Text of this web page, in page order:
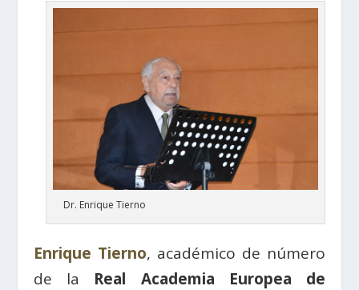
Dr. Enrique Tierno
Enrique Tierno, académico de número
de la Real Academia Europea de